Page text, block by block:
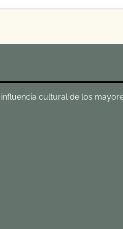
cultural de los